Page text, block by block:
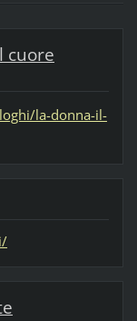
cuore
la-donna-il-